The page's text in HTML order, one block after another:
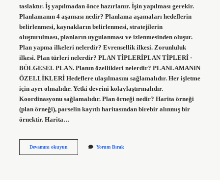
taslaktır. İş yapılmadan önce hazırlanır. İşin yapılması gerekir.
Planlamanın 4 aşaması nedir? Planlama aşamaları hedeflerin
belirlenmesi, kaynakların belirlenmesi, stratejilerin
oluşturulması, planların uygulanması ve izlenmesinden oluşur.
Plan yapma ilkeleri nelerdir? Evrensellik ilkesi. Zorunluluk
ilkesi. Plan türleri nelerdir? PLAN TİPLERİPLAN TİPLERİ ·
BÖLGESEL PLAN. Planın özellikleri nelerdir? PLANLAMANIN
ÖZELLİKLERİ Hedeflere ulaşılmasını sağlamalıdır. Her işletme
için ayrı olmalıdır. Yetki devrini kolaylaştırmalıdır.
Koordinasyonu sağlamalıdır. Plan örneği nedir? Harita örneği
(plan örneği), parselin kayıtlı haritasından birebir alınmış bir
örnektir. Harita…
Devamını okuyunPlan
Yorum Bırak